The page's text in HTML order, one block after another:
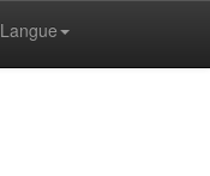
Langue